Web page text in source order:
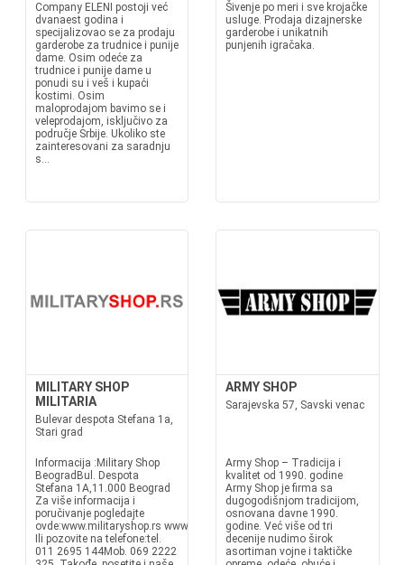
Company ELENI postoji već
dvanaest godina i
specijalizovao se za prodaju
garderobe za trudnice i punije
dame. Osim odeće za
trudnice i punije dame u
ponudi su i veš i kupaći
kostimi. Osim
maloprodajom bavimo se i
veleprodajom, isključivo za
područje Srbije. Ukoliko ste
zainteresovani za saradnju
s...
Šivenje po meri i sve krojačke
usluge. Prodaja dizajnerske
garderobe i unikatnih
punjenih igračaka.
MILITARY SHOP
MILITARIA
Bulevar despota Stefana 1a,
Stari grad
Informacija :Military Shop
BeogradBul. Despota
Stefana 1A,11.000 Beograd
Za više informacija i
poručivanje pogledajte
ovde:www.militaryshop.rs
Ili pozovite na telefone:tel.
011 2695 144Mob. 069 2222
ARMY SHOP
Sarajevska 57, Savski venac
Army Shop – Tradicija i
kvalitet od 1990. godine
Army Shop je firma sa
dugogodišnjom tradicijom,
osnovana davne 1990.
godine. Već više od tri
decenije nudimo širok
asortiman vojne i taktičke